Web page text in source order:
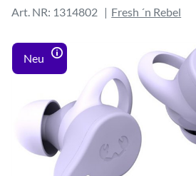
Art. NR: 1314802
Fresh ´n Rebel
Neu